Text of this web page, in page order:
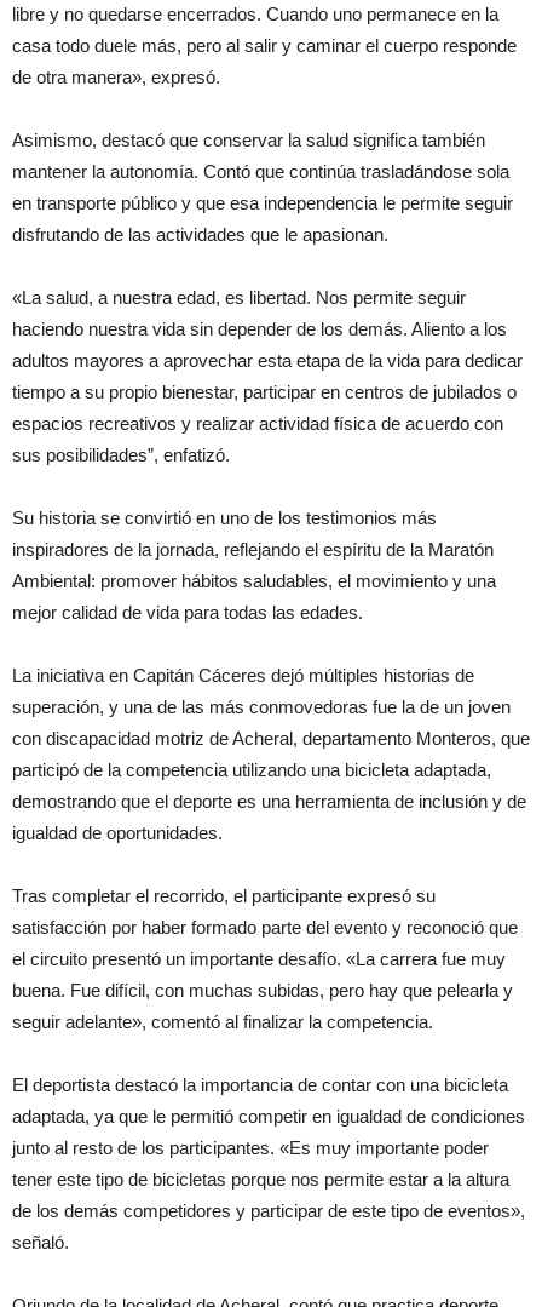
libre y no quedarse encerrados. Cuando uno permanece en la
casa todo duele más, pero al salir y caminar el cuerpo responde
de otra manera», expresó.
Asimismo, destacó que conservar la salud significa también
mantener la autonomía. Contó que continúa trasladándose sola
en transporte público y que esa independencia le permite seguir
disfrutando de las actividades que le apasionan.
«La salud, a nuestra edad, es libertad. Nos permite seguir
haciendo nuestra vida sin depender de los demás. Aliento a los
adultos mayores a aprovechar esta etapa de la vida para dedicar
tiempo a su propio bienestar, participar en centros de jubilados o
espacios recreativos y realizar actividad física de acuerdo con
sus posibilidades”, enfatizó.
Su historia se convirtió en uno de los testimonios más
inspiradores de la jornada, reflejando el espíritu de la Maratón
Ambiental: promover hábitos saludables, el movimiento y una
mejor calidad de vida para todas las edades.
La iniciativa en Capitán Cáceres dejó múltiples historias de
superación, y una de las más conmovedoras fue la de un joven
con discapacidad motriz de Acheral, departamento Monteros, que
participó de la competencia utilizando una bicicleta adaptada,
demostrando que el deporte es una herramienta de inclusión y de
igualdad de oportunidades.
Tras completar el recorrido, el participante expresó su
satisfacción por haber formado parte del evento y reconoció que
el circuito presentó un importante desafío. «La carrera fue muy
buena. Fue difícil, con muchas subidas, pero hay que pelearla y
seguir adelante», comentó al finalizar la competencia.
El deportista destacó la importancia de contar con una bicicleta
adaptada, ya que le permitió competir en igualdad de condiciones
junto al resto de los participantes. «Es muy importante poder
tener este tipo de bicicletas porque nos permite estar a la altura
de los demás competidores y participar de este tipo de eventos»,
señaló.